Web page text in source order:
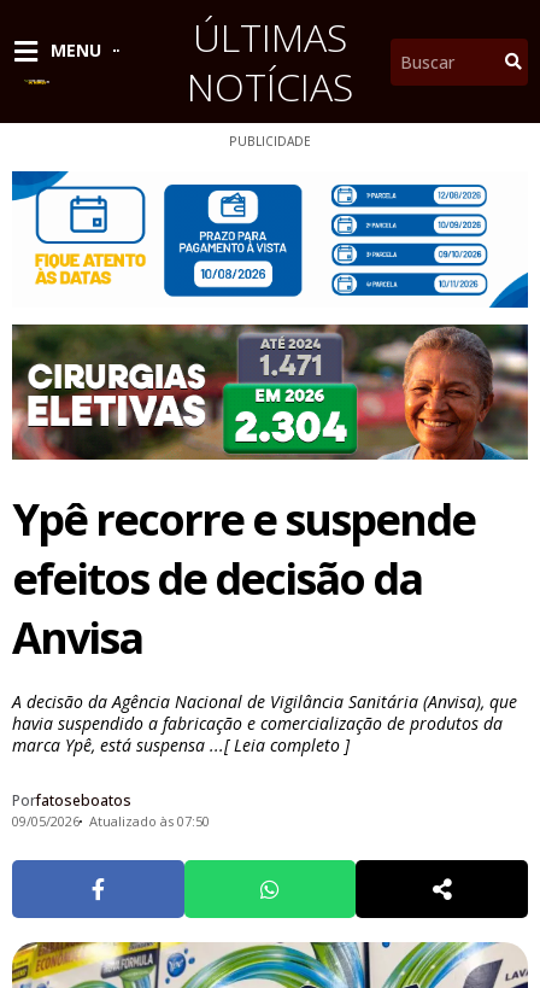
conteúdo
MENU
ÚLTIMAS
NOTÍCIAS
Pesquisar
PUBLICIDADE
Ypê recorre e suspende
efeitos de decisão da
Anvisa
A decisão da Agência Nacional de Vigilância Sanitária (Anvisa), que
havia suspendido a fabricação e comercialização de produtos da
marca Ypê, está suspensa ...[ Leia completo ]
Porfatoseboatos
09/05/2026 Atualizado às 07:50